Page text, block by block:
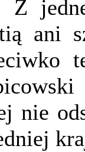
Z
ani
nie